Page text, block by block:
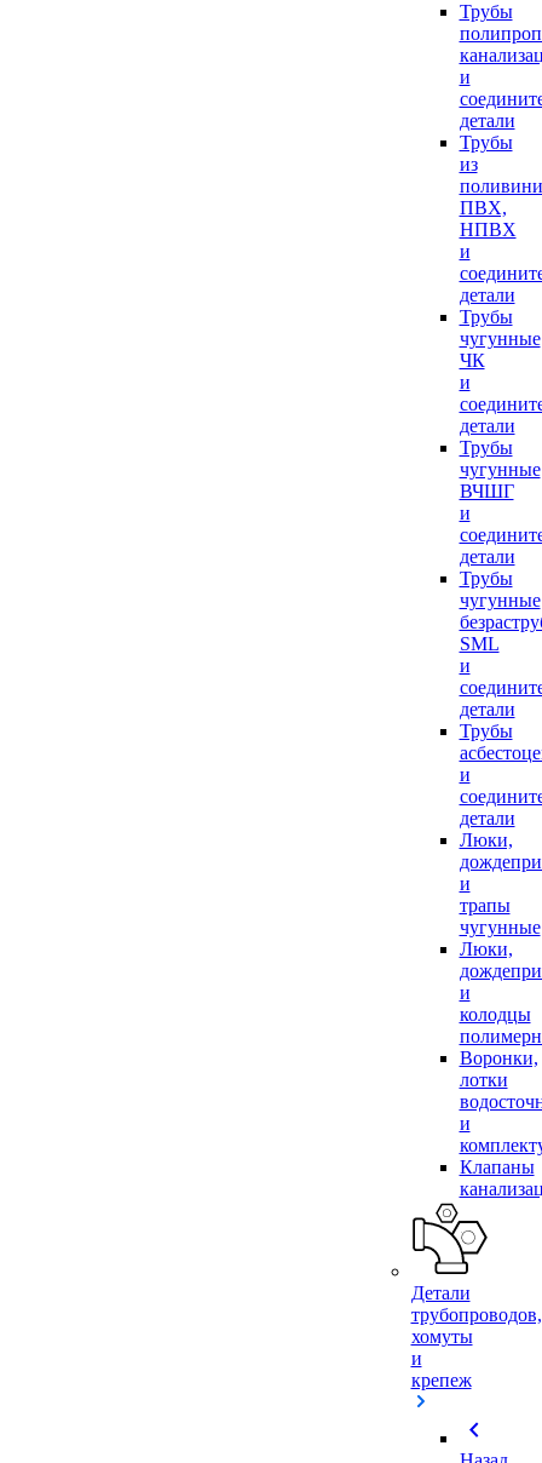
Трубы
и
детали
Трубы
из
ПВХ,
НПВХ
и
детали
Трубы
чугунные
ЧК
и
детали
Трубы
чугунные
ВЧШГ
и
детали
Трубы
чугунные
SML
и
детали
Трубы
и
детали
Люки,
и
трапы
чугунные
Люки,
и
колодцы
Воронки,
лотки
и
Клапаны
Детали
трубопроводов,
хомуты
и
крепеж
chevron_left